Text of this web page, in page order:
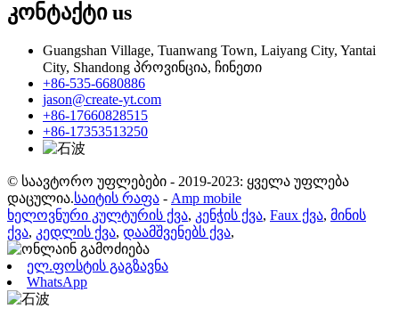
კონტაქტიus
Guangshan Village, Tuanwang Town, Laiyang City, Yantai
City, Shandong პროვინცია, ჩინეთი
+86-535-6680886
jason@create-yt.com
+86-17660828515
+86-17353513250
© საავტორო უფლებები - 2019-2023: ყველა უფლება
დაცულია.საიტის რაფა - Amp mobile
ხელოვნური კულტურის ქვა, კენჭის ქვა, Faux ქვა, მინის
ქვა, კედლის ქვა, დაამშვენებს ქვა,
ელ.ფოსტის გაგზავნა
WhatsApp